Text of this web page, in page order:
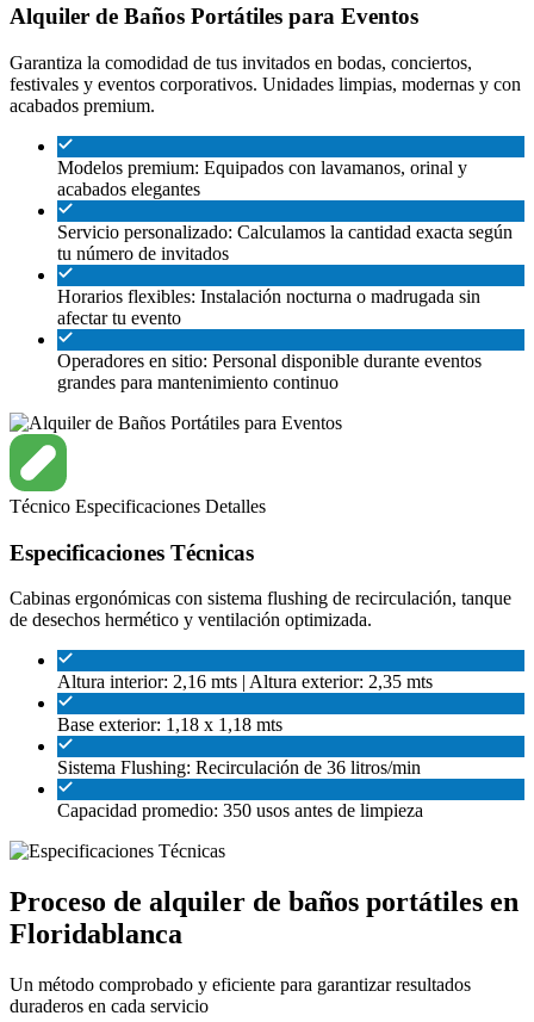
Alquiler de Baños Portátiles para Eventos
Garantiza la comodidad de tus invitados en bodas, conciertos,
festivales y eventos corporativos. Unidades limpias, modernas y con
acabados premium.
Modelos premium: Equipados con lavamanos, orinal y
acabados elegantes
Servicio personalizado: Calculamos la cantidad exacta según
tu número de invitados
Horarios flexibles: Instalación nocturna o madrugada sin
afectar tu evento
Operadores en sitio: Personal disponible durante eventos
grandes para mantenimiento continuo
Técnico Especificaciones Detalles
Especificaciones Técnicas
Cabinas ergonómicas con sistema flushing de recirculación, tanque
de desechos hermético y ventilación optimizada.
Altura interior: 2,16 mts | Altura exterior: 2,35 mts
Base exterior: 1,18 x 1,18 mts
Sistema Flushing: Recirculación de 36 litros/min
Capacidad promedio: 350 usos antes de limpieza
Proceso de alquiler de baños portátiles en
Floridablanca
Un método comprobado y eficiente para garantizar resultados
duraderos en cada servicio